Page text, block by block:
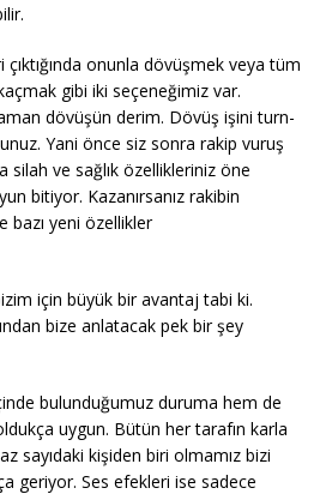
çıktığında onunla dövüşmek veya tüm
gibi iki seçeneğimiz var.
dövüşün derim. Dövüş işini turn-
Yani önce siz sonra rakip vuruş
silah ve sağlık özellikleriniz öne
bitiyor. Kazanırsanız rakibin
bazı yeni özellikler
için büyük bir avantaj tabi ki.
bize anlatacak pek bir şey
bulunduğumuz duruma hem de
uygun. Bütün her tarafın karla
sayıdaki kişiden biri olmamız bizi
geriyor. Ses efekleri ise sadece